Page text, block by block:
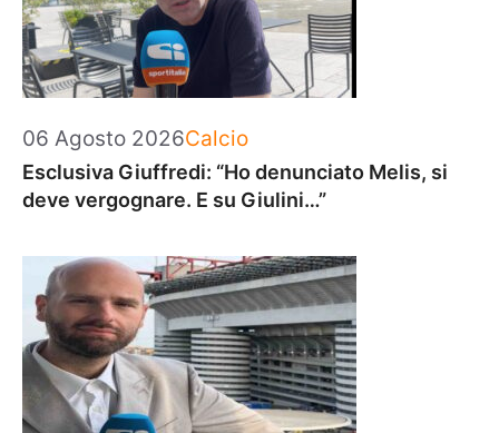
06 Agosto 2026Categorie
Calcio
Esclusiva Giuffredi: “Ho denunciato Melis, si
deve vergognare. E su Giulini…”